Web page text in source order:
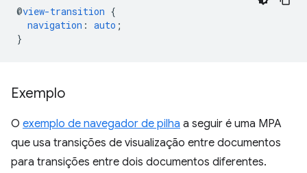
@view-transition {
navigation : auto ;
}
Exemplo
O exemplo de navegador de pilha a seguir é uma MPA
que usa transições de visualização entre documentos
para transições entre dois documentos diferentes.